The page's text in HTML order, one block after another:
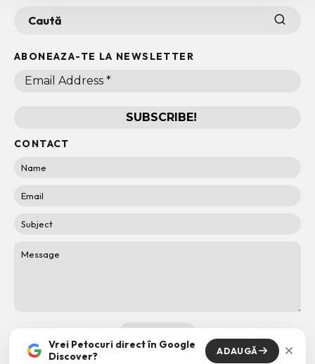
ABONEAZA-TE LA NEWSLETTER
CONTACT
Vrei Petocuri direct în Google
Discover?
ADAUGĂ